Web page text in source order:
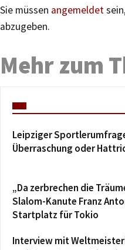
Sie müssen angemeldet
abzugeben.
Mehr zum
Leipziger
Überraschung oder
„Da zerbrechen die
Slalom-Kanute Franz
Startplatz für Tokio
Interview mit